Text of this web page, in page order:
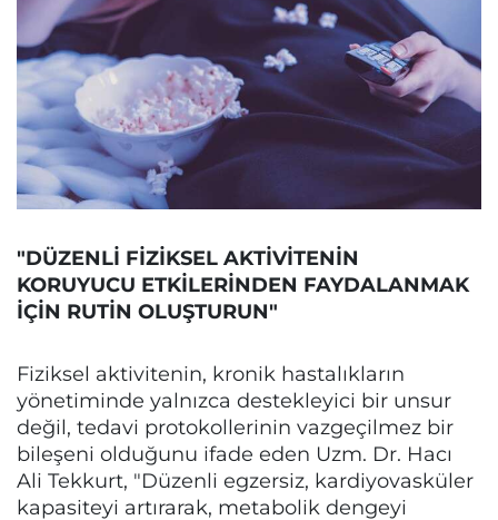
"DÜZENLİ FİZİKSEL AKTİVİTENİN
KORUYUCU ETKİLERİNDEN FAYDALANMAK
İÇİN RUTİN OLUŞTURUN"
Fiziksel aktivitenin, kronik hastalıkların
yönetiminde yalnızca destekleyici bir unsur
değil, tedavi protokollerinin vazgeçilmez bir
bileşeni olduğunu ifade eden Uzm. Dr. Hacı
Ali Tekkurt, "Düzenli egzersiz, kardiyovasküler
kapasiteyi artırarak, metabolik dengeyi